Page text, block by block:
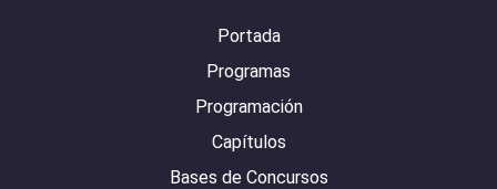
Portada
Programas
Programación
Capítulos
Bases de Concursos